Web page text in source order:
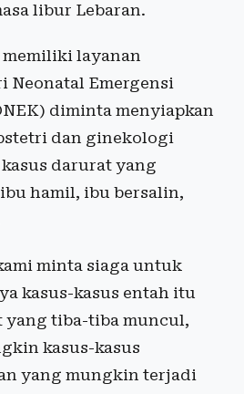
libur Lebaran.
layanan
Neonatal Emergensi
diminta menyiapkan
dan ginekologi
darurat yang
hamil, ibu bersalin,
minta siaga untuk
kasus-kasus entah itu
tiba-tiba muncul,
kasus-kasus
yang mungkin terjadi